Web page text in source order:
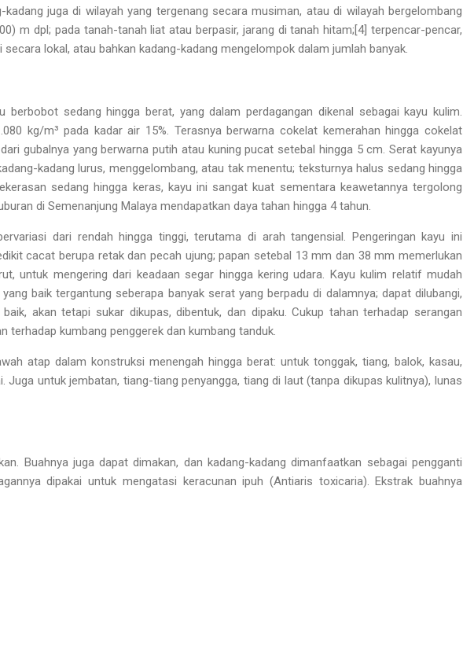
kadang juga di wilayah yang tergenang secara musiman, atau di wilayah bergelombang
m dpl; pada tanah-tanah liat atau berpasir, jarang di tanah hitam;[4] terpencar-pencar,
lokal, atau bahkan kadang-kadang mengelompok dalam jumlah banyak.
berbobot sedang hingga berat, yang dalam perdagangan dikenal sebagai kayu kulim.
kg/m³ pada kadar air 15%. Terasnya berwarna cokelat kemerahan hingga cokelat
gubalnya yang berwarna putih atau kuning pucat setebal hingga 5 cm. Serat kayunya
kadang lurus, menggelombang, atau tak menentu; teksturnya halus sedang hingga
sedang hingga keras, kayu ini sangat kuat sementara keawetannya tergolong
di Semenanjung Malaya mendapatkan daya tahan hingga 4 tahun.
dari rendah hingga tinggi, terutama di arah tangensial. Pengeringan kayu ini
cacat berupa retak dan pecah ujung; papan setebal 13 mm dan 38 mm memerlukan
untuk mengering dari keadaan segar hingga kering udara. Kayu kulim relatif mudah
baik tergantung seberapa banyak serat yang berpadu di dalamnya; dapat dilubangi,
akan tetapi sukar dikupas, dibentuk, dan dipaku. Cukup tahan terhadap serangan
terhadap kumbang penggerek dan kumbang tanduk.
atap dalam konstruksi menengah hingga berat: untuk tonggak, tiang, balok, kasau,
Juga untuk jembatan, tiang-tiang penyangga, tiang di laut (tanpa dikupas kulitnya), lunas
Buahnya juga dapat dimakan, dan kadang-kadang dimanfaatkan sebagai pengganti
dipakai untuk mengatasi keracunan ipuh (Antiaris toxicaria). Ekstrak buahnya